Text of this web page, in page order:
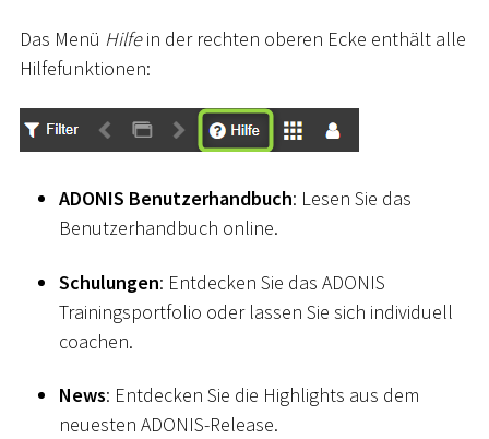
Das Menü Hilfein der rechten oberen Ecke enthält alle
Hilfefunktionen:
ADONIS Benutzerhandbuch: Lesen Sie das
Benutzerhandbuch online.
Schulungen: Entdecken Sie das ADONIS
Trainingsportfolio oder lassen Sie sich individuell
coachen.
News: Entdecken Sie die Highlights aus dem
neuesten ADONIS-Release.